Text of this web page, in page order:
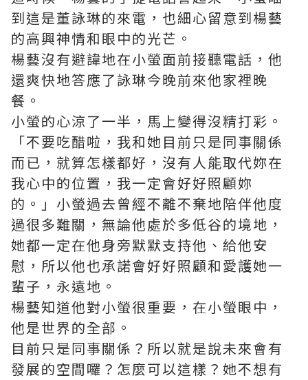
到這是董詠琳的來電，也細心留意到楊藝
的高興神情和眼中的光芒。
楊藝沒有避諱地在小螢面前接聽電話，他
還爽快地答應了詠琳今晚前來他家裡晚
餐。
小螢的心涼了一半，馬上變得沒精打彩。
「不要吃醋啦，我和她目前只是同事關係
而已，就算怎樣都好，沒有人能取代妳在
我心中的位置，我一定會好好照顧妳
的。」小螢過去曾經不離不棄地陪伴他度
過很多難關，無論他處於多低谷的境地，
她都一定在他身旁默默支持他、給他安
慰，所以他也承諾會好好照顧和愛護她一
輩子，永遠地。
楊藝知道他對小螢很重要，在小螢眼中，
他是世界的全部。
目前只是同事關係？所以就是說未來會有
發展的空間囉？怎麼可以這樣？她不想有